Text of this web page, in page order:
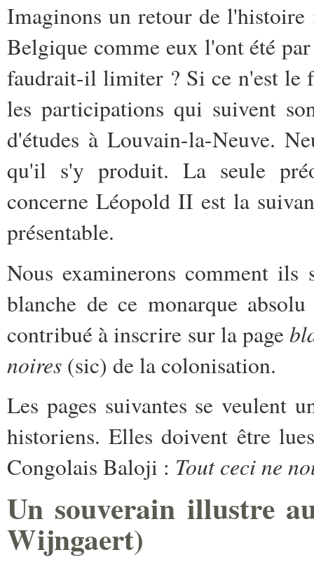
Imaginons un retour de
Belgique comme eux l'ont été
faudrait-il limiter ? Si ce n'est le
les participations qui suivent
d'études à Louvain-la-Neuve.
qu'il s'y produit. La seule
concerne Léopold II est la
présentable.
Nous examinerons comment
blanche de ce monarque
contribué à inscrire sur la page
noires (sic) de la colonisation.
Les pages suivantes se veulent
historiens. Elles doivent être
Congolais Baloji : Tout ceci ne
Un souverain illustre
Wijngaert)